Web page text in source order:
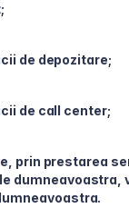
de depozitare;
de call center;
prin prestarea
dumneavoastra,